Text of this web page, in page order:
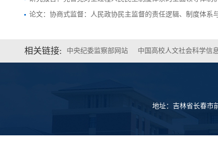
相关链接: 中央纪委监察部网站 中国高校人文社会科学信
地址：吉林省长春市